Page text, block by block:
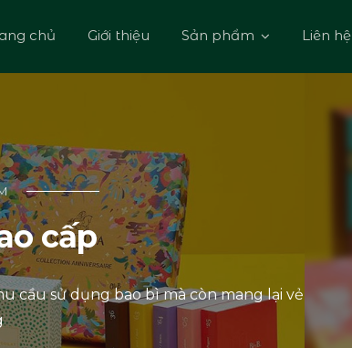
chủ Giới thiệu Sản phẩm Liên hệ
cấp
cầu sử dụng bao bì mà còn mang lại vẻ